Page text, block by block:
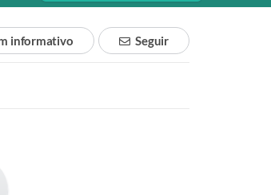
Seguir
informativo